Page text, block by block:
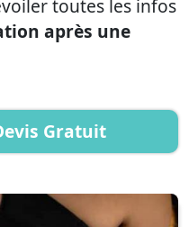
toutes les infos
après une
Gratuit